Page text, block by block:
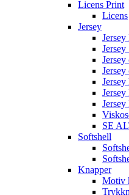
Licens Print
Licens
Jersey
Jersey
Jersey
Jersey
SE
Softshell
Knapper
Motiv